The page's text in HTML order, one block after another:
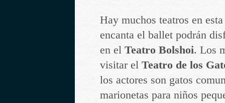
Hay muchos teatros en
encanta el ballet podrán
en el Teatro Bolshoi. Los
visitar el Teatro de los
los actores son gatos
marionetas para niños